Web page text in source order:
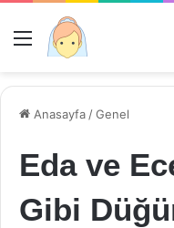
Menü
Anasayfa /Genel
Eda ve
Gibi